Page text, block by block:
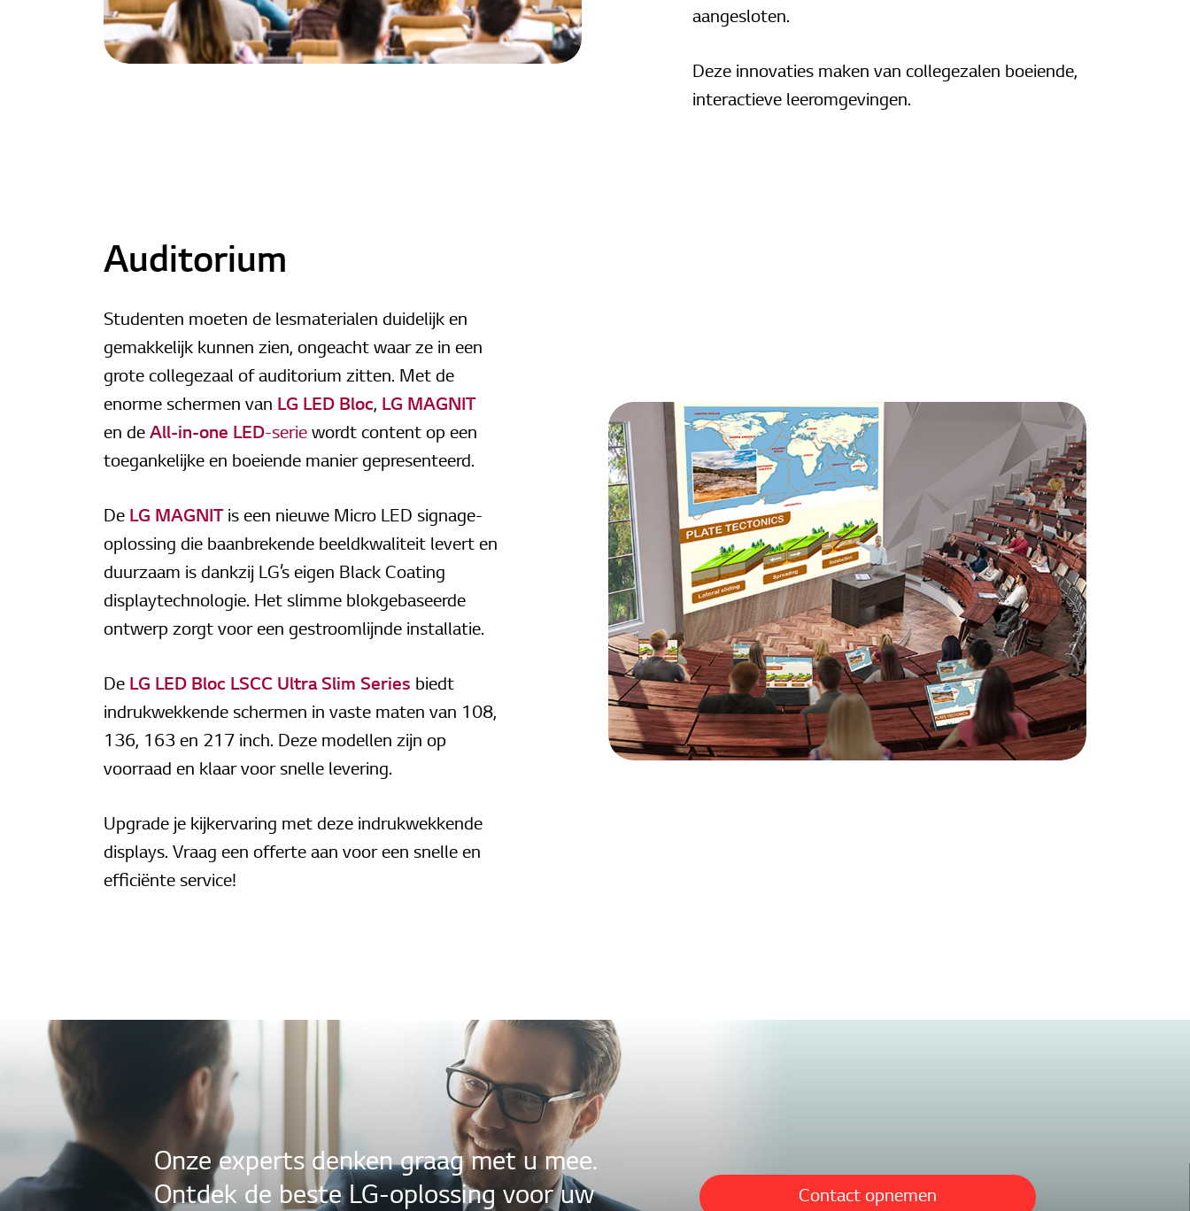
aangesloten.
Deze innovaties maken van collegezalen boeiende,
interactieve leeromgevingen.
Auditorium
Studenten moeten de lesmaterialen duidelijk en
gemakkelijk kunnen zien, ongeacht waar ze in een
grote collegezaal of auditorium zitten. Met de
enorme schermen van LG LED Bloc, LG MAGNIT
en de All-in-one LED-serie wordt content op een
toegankelijke en boeiende manier gepresenteerd.
De LG MAGNITis een nieuwe Micro LED signage-
oplossing die baanbrekende beeldkwaliteit levert en
duurzaam is dankzij LG’s eigen Black Coating
displaytechnologie. Het slimme blokgebaseerde
ontwerp zorgt voor een gestroomlijnde installatie.
De LG LED Bloc LSCC Ultra Slim Series biedt
indrukwekkende schermen in vaste maten van 108,
136, 163 en 217 inch. Deze modellen zijn op
voorraad en klaar voor snelle levering.
Upgrade je kijkervaring met deze indrukwekkende
displays. Vraag een offerte aan voor een snelle en
efficiënte service!
Onze experts denken graag met u mee.
Ontdek de beste LG-oplossing voor uw
Contact opnemen